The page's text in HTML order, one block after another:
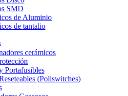
SMD
de Aluminio
de tantalio
cerámicos
Portafusibles
(Poliswitches)